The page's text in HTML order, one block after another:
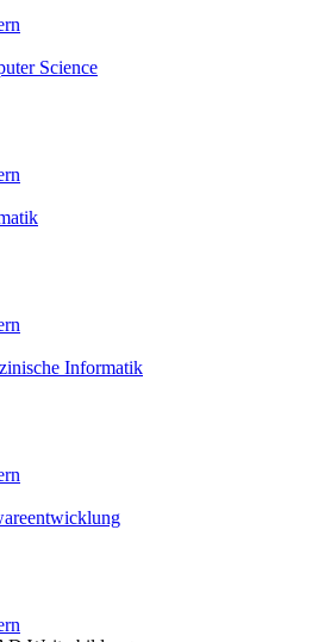
Science
Informatik